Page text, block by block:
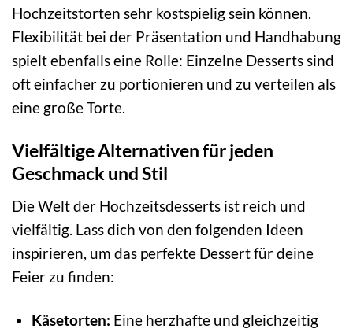
Hochzeitstorten sehr kostspielig sein können.
Flexibilität bei der Präsentation und Handhabung
spielt ebenfalls eine Rolle: Einzelne Desserts sind
oft einfacher zu portionieren und zu verteilen als
eine große Torte.
Vielfältige Alternativen für jeden
Geschmack und Stil
Die Welt der Hochzeitsdesserts ist reich und
vielfältig. Lass dich von den folgenden Ideen
inspirieren, um das perfekte Dessert für deine
Feier zu finden:
Käsetorten: Eine herzhafte und gleichzeitig